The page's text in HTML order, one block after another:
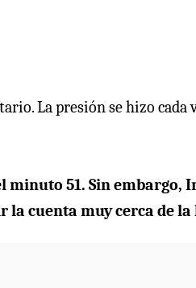
La presión se hizo cada
51. Sin embargo,
cuenta muy cerca de la